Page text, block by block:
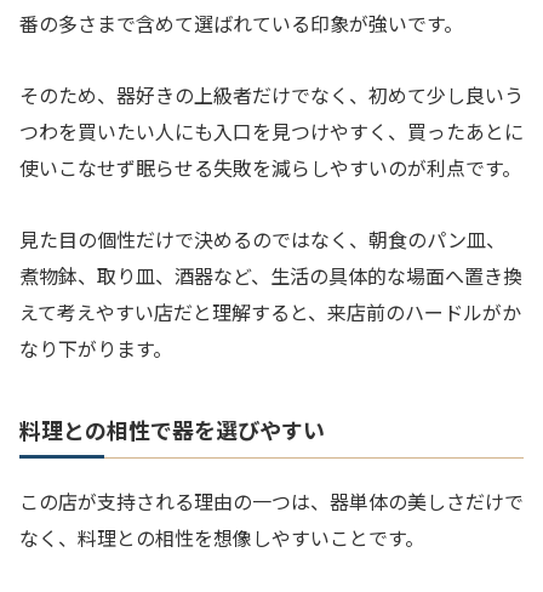
番の多さまで含めて選ばれている印象が強いです。
そのため、器好きの上級者だけでなく、初めて少し良いう
つわを買いたい人にも入口を見つけやすく、買ったあとに
使いこなせず眠らせる失敗を減らしやすいのが利点です。
見た目の個性だけで決めるのではなく、朝食のパン皿、
煮物鉢、取り皿、酒器など、生活の具体的な場面へ置き換
えて考えやすい店だと理解すると、来店前のハードルがか
なり下がります。
料理との相性で器を選びやすい
この店が支持される理由の一つは、器単体の美しさだけで
なく、料理との相性を想像しやすいことです。